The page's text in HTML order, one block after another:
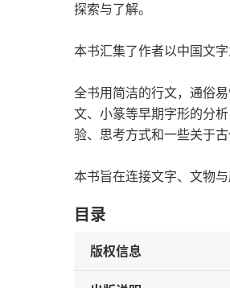
探索与了解。
本书汇集了作者以中国文
全书用简洁的行文，通俗
文、小篆等早期字形的分
验、思考方式和一些关于古
本书旨在连接文字、文物
目录
版权信息